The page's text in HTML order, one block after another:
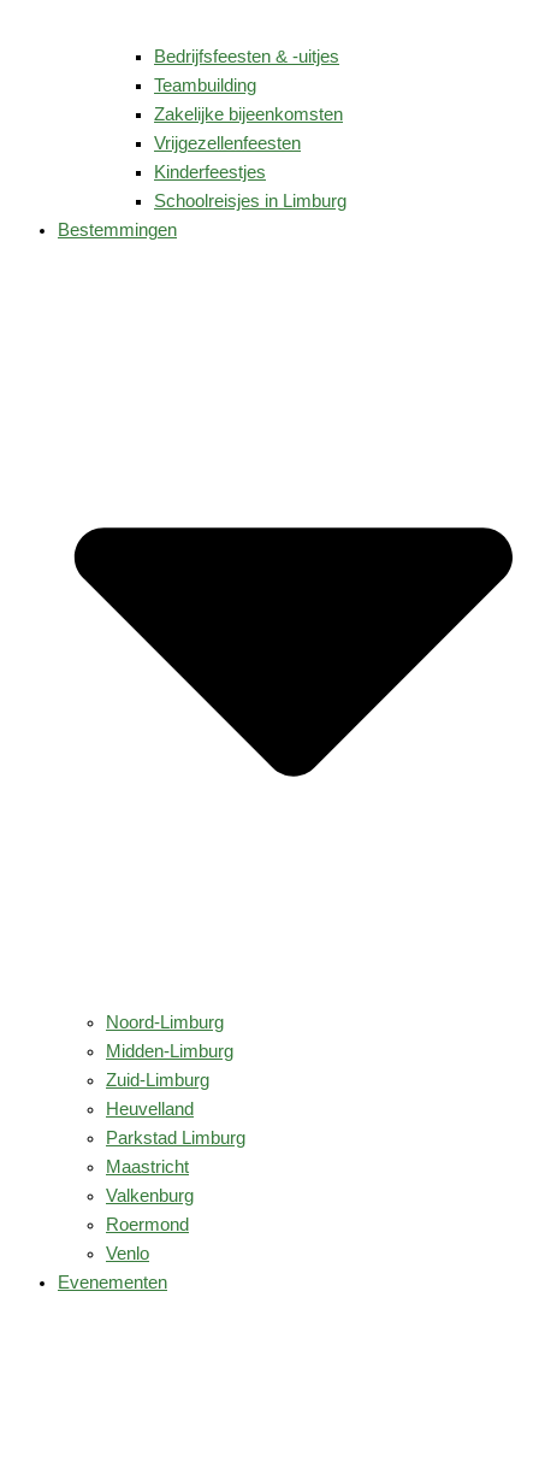
Bedrijfsfeesten & -uitjes
Teambuilding
Zakelijke bijeenkomsten
Vrijgezellenfeesten
Kinderfeestjes
Schoolreisjes in Limburg
Bestemmingen
Noord-Limburg
Midden-Limburg
Zuid-Limburg
Heuvelland
Parkstad Limburg
Maastricht
Valkenburg
Roermond
Venlo
Evenementen